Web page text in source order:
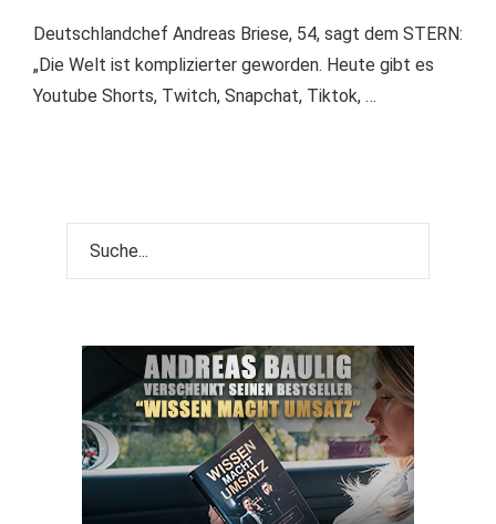
Deutschlandchef Andreas Briese, 54, sagt dem STERN:
„Die Welt ist komplizierter geworden. Heute gibt es
Youtube Shorts, Twitch, Snapchat, Tiktok, …